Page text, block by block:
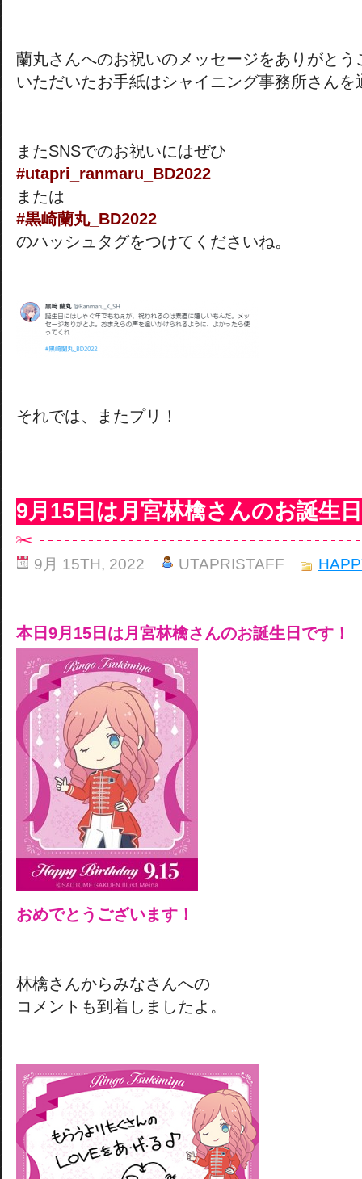
蘭丸さんへのお祝いのメッセージをありがとう
いただいたお手紙はシャイニング事務所さん
またSNSでのお祝いにはぜひ
#utapri_ranmaru_BD2022
または
#黒崎蘭丸_BD2022
のハッシュタグをつけてくださいね。
それでは、またプリ！
9月15日は月宮林檎さんのお誕生
9月 15TH, 2022 UTAPRISTAFF
本日9月15日は月宮林檎さんのお誕生日です！
おめでとうございます！
林檎さんからみなさんへの
コメントも到着しましたよ。